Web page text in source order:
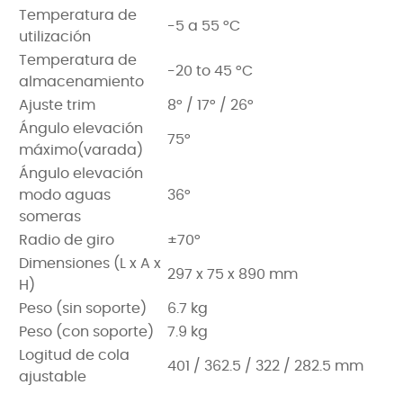
Temperatura de
utilización
-5 a 55 °C
Temperatura de
almacenamiento
-20 to 45 °C
Ajuste trim
8° / 17° / 26°
Ángulo elevación
máximo(varada)
75°
Ángulo elevación
modo aguas
someras
36°
Radio de giro
±70°
Dimensiones (L x A x
H)
297 x 75 x 890 mm
Peso (sin soporte)
6.7 kg
Peso (con soporte)
7.9 kg
Logitud de cola
ajustable
401 / 362.5 / 322 / 282.5 mm